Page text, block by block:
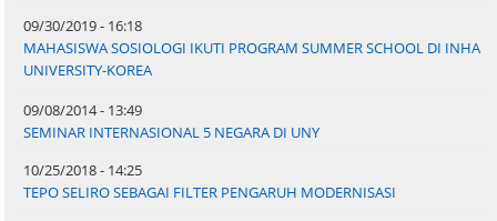
09/30/2019 - 16:18
MAHASISWA SOSIOLOGI IKUTI PROGRAM SUMMER SCHOOL DI INHA
UNIVERSITY-KOREA
09/08/2014 - 13:49
SEMINAR INTERNASIONAL 5 NEGARA DI UNY
10/25/2018 - 14:25
TEPO SELIRO SEBAGAI FILTER PENGARUH MODERNISASI